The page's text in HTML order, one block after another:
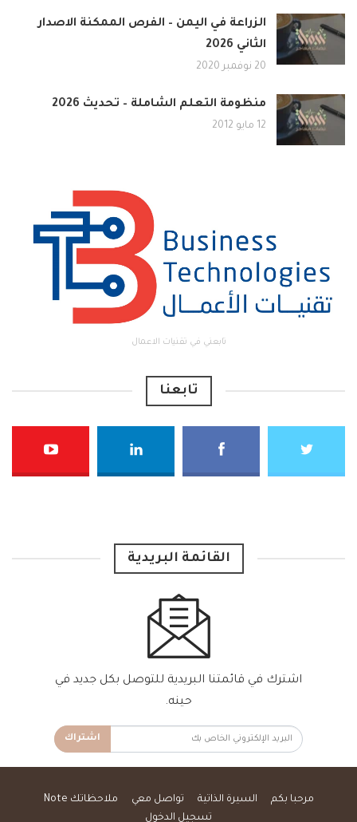
الزراعة في اليمن – الفرص الممكنة الاصدار
الثاني 2026
20 نوفمبر 2020
منظومة التعلم الشاملة – تحديث 2026
12 مايو 2012
تابعني في تقنيات الاعمال
تابعنا
القائمة البريدية
اشترك في قائمتنا البريدية للتوصل بكل جديد في
حينه.
اشتراك
مرحبا بكم السيرة الذاتية تواصل معي
ملاحظاتك Note
تسجيل الدخول